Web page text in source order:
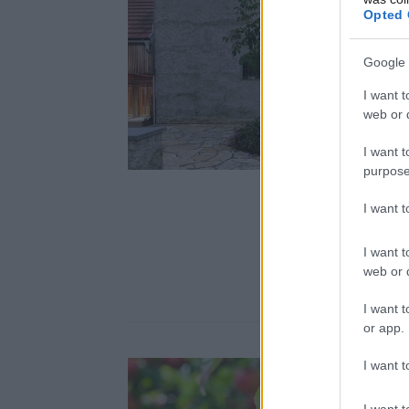
Opted
Google
I want
web or
I want
I want
I want
web or
I want
or app.
I want